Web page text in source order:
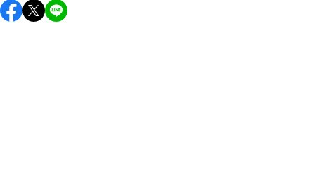
保存期間は冷蔵で当日中が目安です。なるべくお早めにお召
し上がりください。